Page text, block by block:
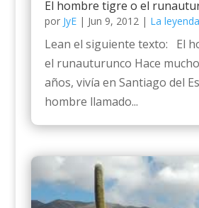
El hombre tigre o el
por JyE| Jun 9, 2012| La leyenda
Lean el siguiente texto: El
el runauturunco Hace
años, vivía en Santiago del
hombre llamado...